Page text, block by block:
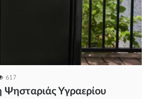
617
Ψησταριάς Υγραερίου